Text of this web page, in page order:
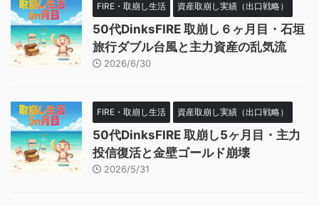
FIRE・取崩し生活 資産取崩し実績（出口戦略）
50代DinksFIRE 取崩し６ヶ月目・石垣
旅行ダブル台風と主力資産の乱気流
2026/6/30
FIRE・取崩し生活 資産取崩し実績（出口戦略）
50代DinksFIRE 取崩し5ヶ月目・主力
投信復活と金壁ゴールド崩壊
2026/5/31